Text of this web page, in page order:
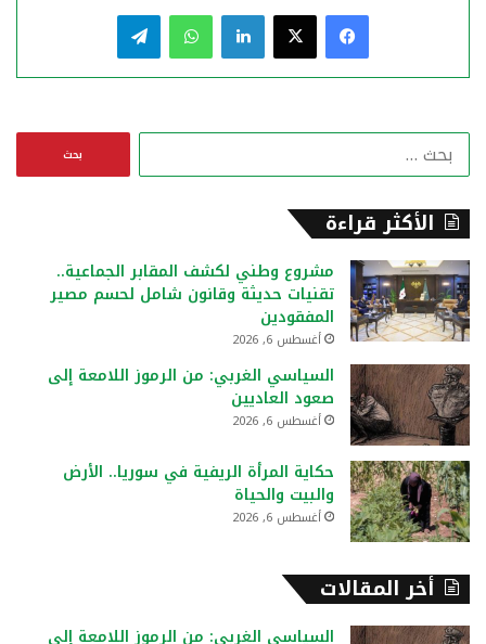
فيسبوك لينكدإن واتساب
ن
الأكثر قراءة
مشروع وطني لكشف المقابر الجماعية..
تقنيات حديثة وقانون شامل لحسم مصير
المفقودين
أغسطس 6, 2026
السياسي الغربي: من الرموز اللامعة إلى
صعود العاديين
أغسطس 6, 2026
حكاية المرأة الريفية في سوريا.. الأرض
والبيت والحياة
أغسطس 6, 2026
أخر المقالات
السياسي الغربي: من الرموز اللامعة إلى